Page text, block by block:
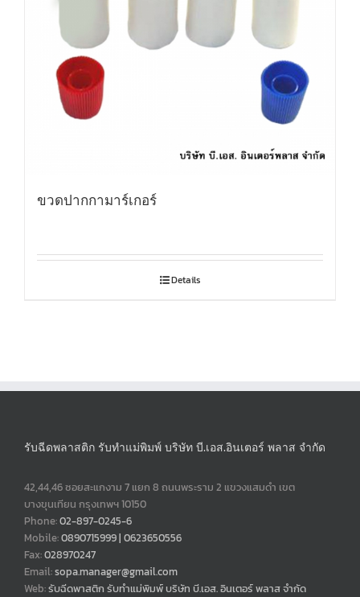
ขวดปากกามาร์เกอร์
Details
รับฉีดพลาสติก รับทำแม่พิมพ์ บริษัท บี.เอส.อินเตอร์ พลาส จำกัด
42,44,46 ซอยสะแกงาม 7 แยก 8 ถนนพระราม 2 แขวงแสมดำ เขต
บางขุนเทียน กรุงเทพฯ 10150
Phone:02-897-0245-6
Mobile:0890715999 | 0623650556
Fax:028970247
Email:sopa.manager@gmail.com
Web:รับฉีดพาสติก รับทำแม่พิมพ์ บริษัท บี.เอส. อินเตอร์ พลาส จำกัด